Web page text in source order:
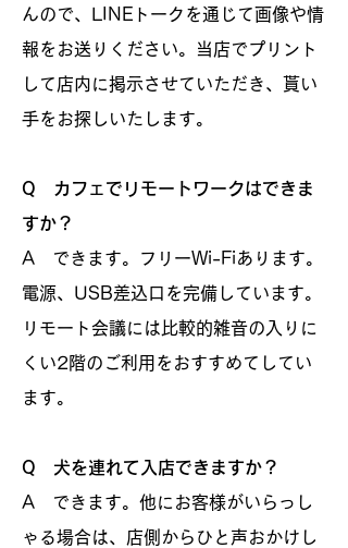
んので、LINEトークを通じて画像や情
報をお送りください。当店でプリント
して店内に掲示させていただき、貰い
手をお探しいたします。
Q カフェでリモートワークはできま
すか？
A できます。フリーWi-Fiあります。
電源、USB差込口を完備しています。
リモート会議には比較的雑音の入りに
くい2階のご利用をおすすめてしてい
ます。
Q 犬を連れて入店できますか？
A できます。他にお客様がいらっし
ゃる場合は、店側からひと声おかけし